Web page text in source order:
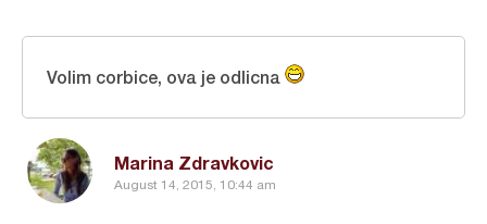
Marina Zdravkovic
August 14, 2015, 10:44 am
Volim corbice, ova je odlicna